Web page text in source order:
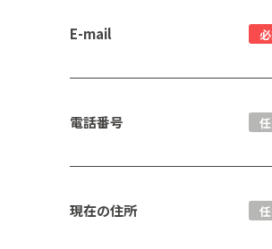
E-mail
電話番号
現在の住所